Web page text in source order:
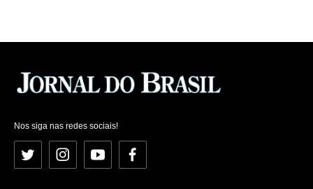
Nos siga nas redes sociais!
Twitter InstagramYouTubeFacebook